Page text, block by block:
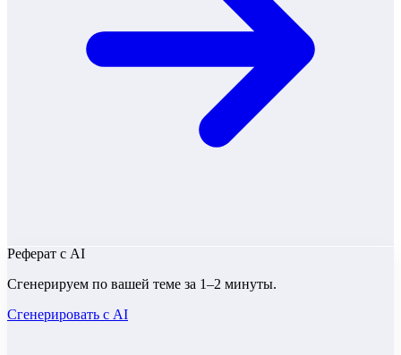
Реферат с AI
Сгенерируем по вашей теме за 1–2 минуты.
Сгенерировать с AI